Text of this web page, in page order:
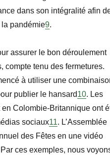
dans son intégralité afin
pandémie9.
assurer le bon déroulement
compte tenu des fermetures.
à utiliser une
publier le hansard10. Les
Colombie-Britannique ont
sociaux11. L’Assemblée
des Fêtes en une vidéo
Par ces exemples, nous